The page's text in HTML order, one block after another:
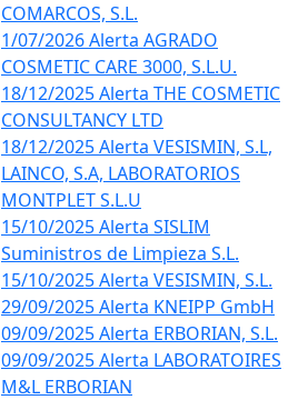
COMARCOS, S.L.
1/07/2026 Alerta AGRADO
COSMETIC CARE 3000, S.L.U.
18/12/2025 Alerta THE COSMETIC
CONSULTANCY LTD
18/12/2025 Alerta VESISMIN, S.L,
LAINCO, S.A, LABORATORIOS
MONTPLET S.L.U
15/10/2025 Alerta SISLIM
Suministros de Limpieza S.L.
15/10/2025 Alerta VESISMIN, S.L.
29/09/2025 Alerta KNEIPP GmbH
09/09/2025 Alerta ERBORIAN, S.L.
09/09/2025 Alerta LABORATOIRES
M&L ERBORIAN